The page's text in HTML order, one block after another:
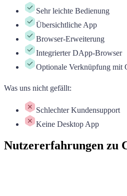
Sehr leichte Bedienung
Übersichtliche App
Browser-Erweiterung
Integrierter DApp-Browser
Optionale Verknüpfung mit
Was uns nicht gefällt:
Schlechter Kundensupport
Keine Desktop App
Nutzererfahrungen zu